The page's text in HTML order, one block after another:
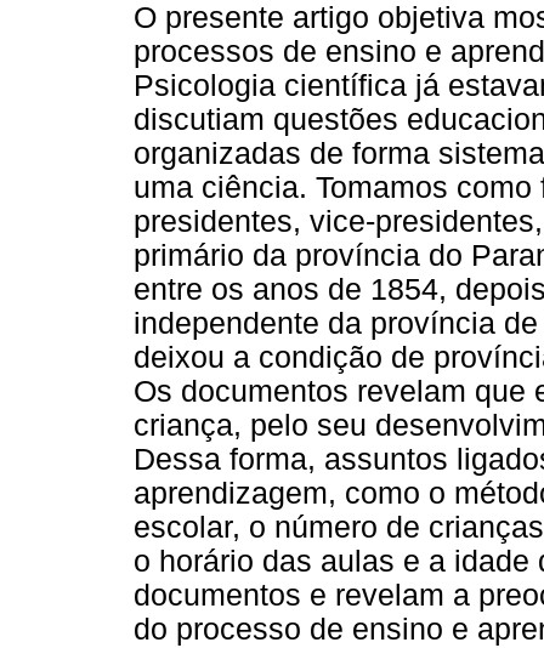
O presente artigo objetiva
processos de ensino e
Psicologia científica já
discutiam questões
organizadas de forma
uma ciência. Tomamos
presidentes, vice-
primário da província do
entre os anos de 1854,
independente da província
deixou a condição de
Os documentos revelam que
criança, pelo seu
Dessa forma, assuntos
aprendizagem, como o
escolar, o número de
o horário das aulas e a
documentos e revelam a
do processo de ensino e